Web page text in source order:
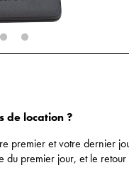
de location ?
premier et votre dernier
du premier jour, et le